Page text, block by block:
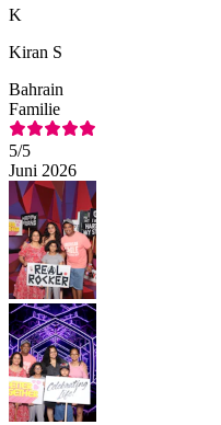
K
Kiran S
Bahrain
Familie
5/5
Juni 2026